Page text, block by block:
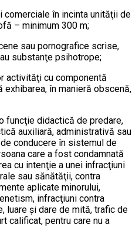
în incinta unităţii de
– minimum 300 m;
sau pornografice scrise,
substanţe psihotrope;
activităţi cu componentă
în manieră obscenă,
funcţie didactică de predare,
auxiliară, administrativă sau
conducere în sistemul de
care a fost condamnată
cu intenţie a unei infracţiuni
sau sănătăţii, contra
aplicate minorului,
infracţiuni contra
luare şi dare de mită, trafic de
calificat, pentru care nu a